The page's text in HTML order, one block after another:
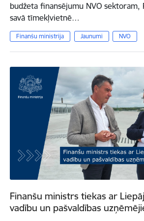
budžeta finansējumu NVO
savā tīmekļvietnē…
Finanšu ministrija Jaunumi NVO
Finanšu ministrs tiekas ar
vadību un pašvaldības